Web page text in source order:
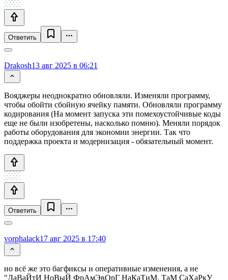
Ответить
Drakosh13 авг 2025 в 06:21
Вояджеры неоднократно обновляли. Изменяли программу,
чтобы обойти сбойную ячейку памяти. Обновляли программу
кодирования (На момент запуска эти помехоустойчивые коды
еще не были изобретены, насколько помню). Меняли порядок
работы оборудования для экономии энергии. Так что
поддержка проекта и модернизация - обязательный момент.
Ответить
vorphalack17 авг 2025 в 17:40
но всё же это багфиксы и оперативные изменения, а не
"ДаВаЙтИ НоВыЙ ФрАмЭвОрГ НаКаТиМ, ТаМ СаХаРкУ